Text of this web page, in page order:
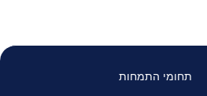
תחומי התמחות